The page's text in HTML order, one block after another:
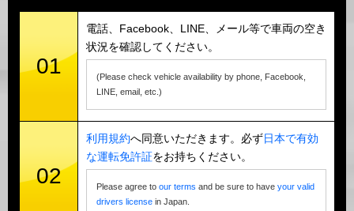
01
電話、Facebook、LINE、メール等で車両の空き
状況を確認してください。
(Please check vehicle availability by phone, Facebook,
LINE, email, etc.)
02
利用規約へ同意いただきます。必ず日本で有効
な運転免許証をお持ちください。
Please agree to our terms and be sure to have your valid
drivers license in Japan.